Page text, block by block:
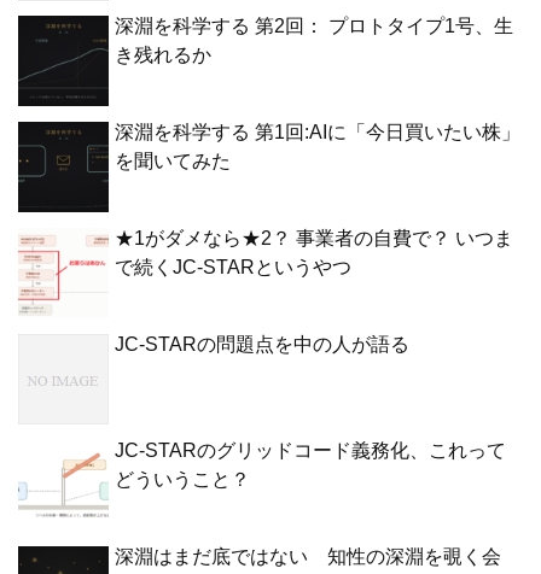
深淵を科学する 第2回： プロトタイプ1号、生
き残れるか
深淵を科学する 第1回:AIに「今日買いたい株」
を聞いてみた
★1がダメなら★2？ 事業者の自費で？ いつま
で続くJC-STARというやつ
JC-STARの問題点を中の人が語る
JC-STARのグリッドコード義務化、これって
どういうこと？
深淵はまだ底ではない 知性の深淵を覗く会